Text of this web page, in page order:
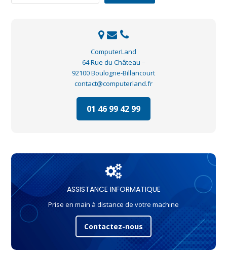
ComputerLand
64 Rue du Château –
92100 Boulogne-Billancourt
contact@computerland.fr
01 46 99 42 99
ASSISTANCE INFORMATIQUE
Prise en main à distance de votre machine
Contactez-nous